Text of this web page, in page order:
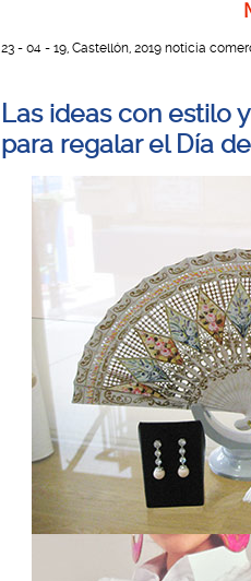
23 - 04 - 19, Castellón, 2019 noticia
Las ideas con estilo
para regalar el Día